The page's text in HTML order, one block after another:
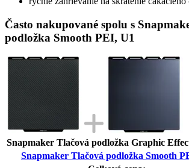
Často nakupované spolu s
podložka Smooth PEI, U1
Snapmaker Tlačová podložka Graphic
Snapmaker Tlačová podložka Smooth